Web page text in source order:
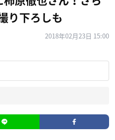
り下ろしも
2018年02月23日 15:00